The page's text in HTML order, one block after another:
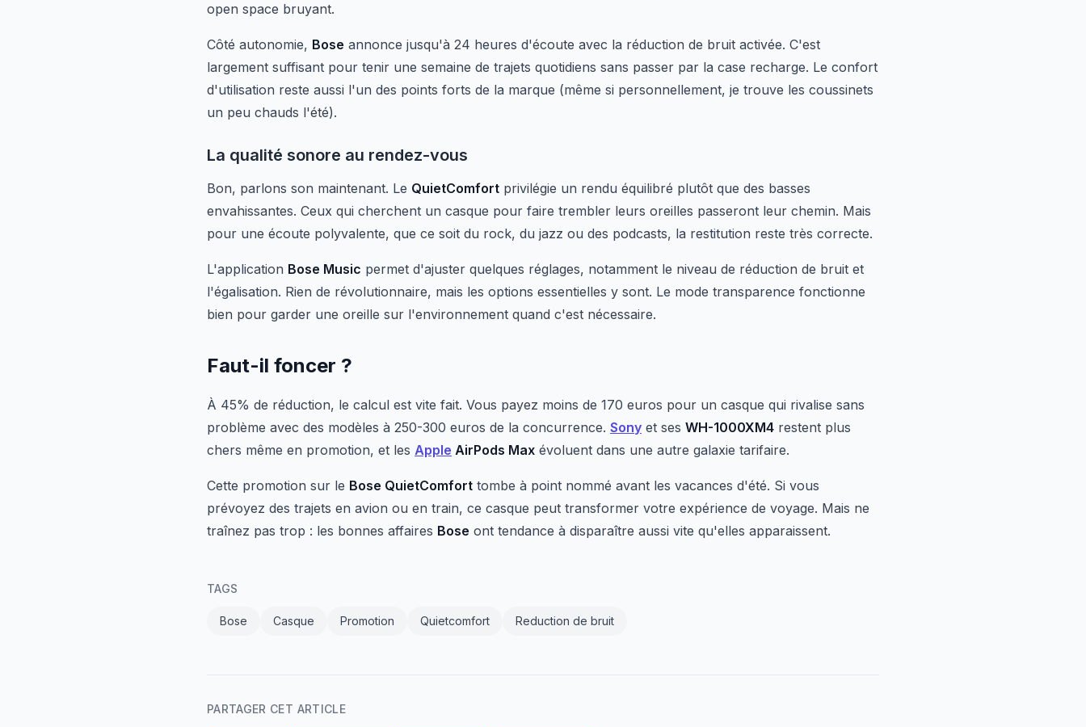
open space bruyant.
Côté autonomie, Bose annonce jusqu'à 24 heures d'écoute avec la réduction de bruit activée. C'est
largement suffisant pour tenir une semaine de trajets quotidiens sans passer par la case recharge. Le confort
d'utilisation reste aussi l'un des points forts de la marque (même si personnellement, je trouve les coussinets
un peu chauds l'été).
La qualité sonore au rendez-vous
Bon, parlons son maintenant. Le QuietComfort privilégie un rendu équilibré plutôt que des basses
envahissantes. Ceux qui cherchent un casque pour faire trembler leurs oreilles passeront leur chemin. Mais
pour une écoute polyvalente, que ce soit du rock, du jazz ou des podcasts, la restitution reste très correcte.
L'application Bose Music permet d'ajuster quelques réglages, notamment le niveau de réduction de bruit et
l'égalisation. Rien de révolutionnaire, mais les options essentielles y sont. Le mode transparence fonctionne
bien pour garder une oreille sur l'environnement quand c'est nécessaire.
Faut-il foncer ?
À 45% de réduction, le calcul est vite fait. Vous payez moins de 170 euros pour un casque qui rivalise sans
problème avec des modèles à 250-300 euros de la concurrence. Sony et ses WH-1000XM4 restent plus
chers même en promotion, et les Apple AirPods Max évoluent dans une autre galaxie tarifaire.
Cette promotion sur le Bose QuietComfort tombe à point nommé avant les vacances d'été. Si vous
prévoyez des trajets en avion ou en train, ce casque peut transformer votre expérience de voyage. Mais ne
traînez pas trop : les bonnes affaires Bose ont tendance à disparaître aussi vite qu'elles apparaissent.
TAGS
Bose Casque Promotion Quietcomfort Reduction de bruit
PARTAGER CET ARTICLE